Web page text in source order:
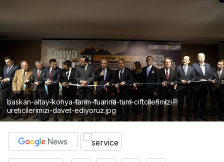
baskan-altay-konya-tarim-fuarina-tum-ciftcilerimizi-
ureticilerimizi-davet-ediyoruz.jpg